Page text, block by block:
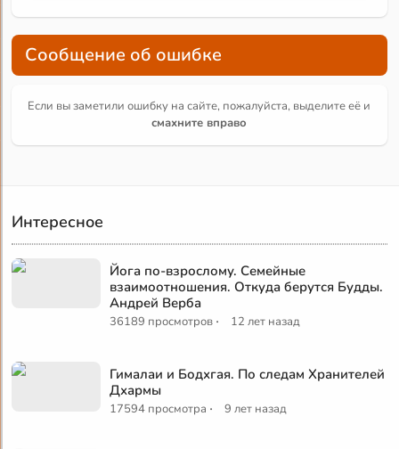
Сообщение об ошибке
Если вы заметили ошибку на сайте, пожалуйста, выделите её и
смахните вправо
Интересное
Йога по-взрослому. Семейные
взаимоотношения. Откуда берутся Будды.
Андрей Верба
36189 просмотров · 12 лет назад
Гималаи и Бодхгая. По следам Хранителей
Дхармы
17594 просмотра · 9 лет назад